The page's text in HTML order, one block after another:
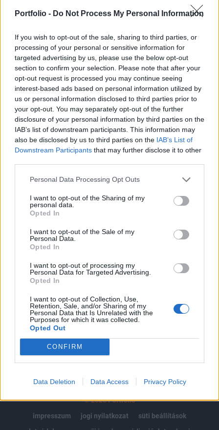
Portfolio - Do Not Process My Personal Information
If you wish to opt-out of the sale, sharing to third parties, or
processing of your personal or sensitive information for
targeted advertising by us, please use the below opt-out
section to confirm your selection. Please note that after your
opt-out request is processed you may continue seeing
interest-based ads based on personal information utilized by
us or personal information disclosed to third parties prior to
your opt-out. You may separately opt-out of the further
disclosure of your personal information by third parties on the
IAB’s list of downstream participants. This information may
also be disclosed by us to third parties on the IAB’s List of
Downstream Participants that may further disclose it to other
Personal Data Processing Opt Outs
I want to opt-out of the Sharing of my
personal data.
Opted In
I want to opt-out of the Sale of my
Personal Data.
Opted In
I want to opt-out of processing my
Personal Data for Targeted Advertising.
Opted In
I want to opt-out of Collection, Use,
Retention, Sale, and/or Sharing of my
Personal Data that Is Unrelated with the
Purposes for which it was collected.
Opted Out
CONFIRM
Data Deletion Data Access Privacy Policy
ellenére, hogy kemény költségcsökkentésbe
Europe.
Végigviszik az ötéves tervetA Volkswagen nem fog
hozzányúlni a korábban beharangozott kínai beruházási
terveihez, aminek a keretében öt év alatt összesen 22
milliárd eurót költenek el a helyi partnerükkel, az SAIC
Motorral, annak érdekében, hogy megszilárdítsák a vezető
pozíciójukat a világ legnagyobb autópiacán. Legalábbis
erre lehet következtetni Larissa Braun, a Volkswagen...
KEDVES OLVASÓNK!
A keresett cikk a portfolio.hu hírarchívumához
tartozik, melynek olvasása előfizetéses
regisztrációhoz kötött.
Az előfizetés a következőket tartalmazza:
Portfolio.hu teljes cikkarchívum
Kötéslisták: BÉT elmúlt 2 év napon belüli
kötéslistái
MÁR ELŐFIZETŐNK VAGY?BEJELENTKEZÉS
© 2026 Portfolio
impresszum
jogi nyilatkozat
süti beállítások